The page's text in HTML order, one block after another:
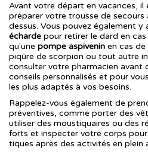
Avant votre départ en vacances,
préparer votre trousse de
dessus. Vous pouvez également y
écharde pour retirer le dard en
qu'une pompe aspivenin en cas
piqûre de scorpion ou tout autre
consulter votre pharmacien avant
conseils personnalisés et pour
les plus adaptés à vos besoins.
Rappelez-vous également de
préventives, comme porter des
utiliser des moustiquaires ou des
forts et inspecter votre corps
tiques après des activités en plein